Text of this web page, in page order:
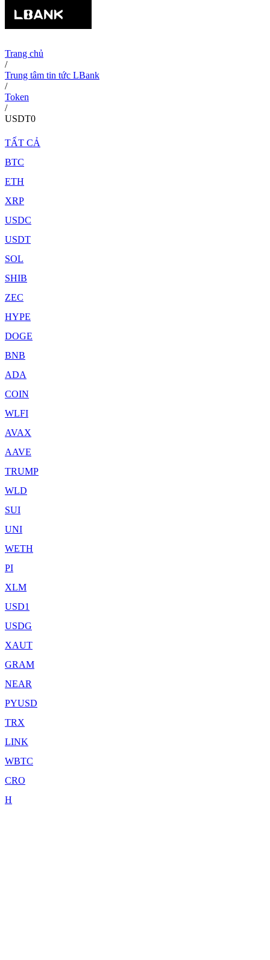
Trang chủ
/
Trung tâm tin tức LBank
/
Token
/
USDT0
TẤT CẢ
BTC
ETH
XRP
USDC
USDT
SOL
SHIB
ZEC
HYPE
DOGE
BNB
ADA
COIN
WLFI
AVAX
AAVE
TRUMP
WLD
SUI
UNI
WETH
PI
XLM
USD1
USDG
XAUT
GRAM
NEAR
PYUSD
TRX
LINK
WBTC
CRO
H